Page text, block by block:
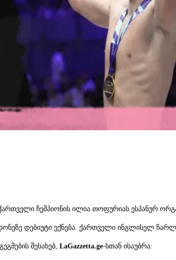
ჩემპიონის ილია თოფურიას ესპანურ
დებიუტი ექნება. ქართველი ინგლისელ
შესახებ, LaGazzetta.ge-სთან ისაუბრა: